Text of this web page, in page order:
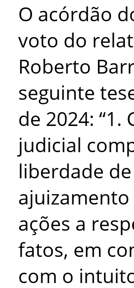
O acórdão
voto do
Roberto
seguinte
de 2024:
judicial
liberdade
ações a
fatos, em
com o